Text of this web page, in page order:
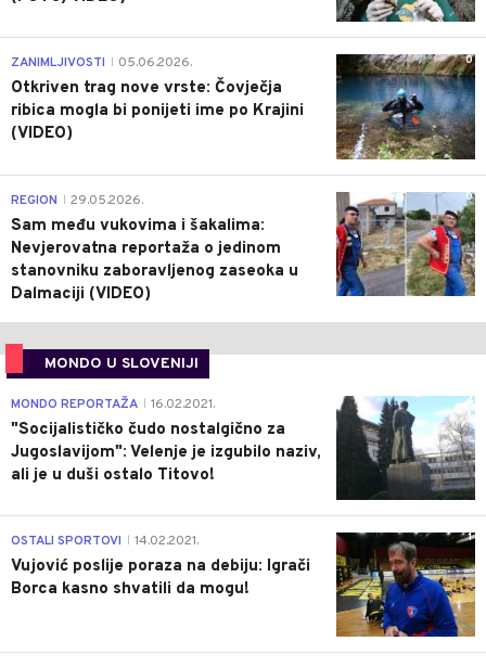
0
ZANIMLJIVOSTI 05.06.2026.
Otkriven trag nove vrste: Čovječja
ribica mogla bi ponijeti ime po Krajini
(VIDEO)
0
REGION 29.05.2026.
Sam među vukovima i šakalima:
Nevjerovatna reportaža o jedinom
stanovniku zaboravljenog zaseoka u
Dalmaciji (VIDEO)
MONDO U SLOVENIJI
4
MONDO REPORTAŽA 16.02.2021.
"Socijalističko čudo nostalgično za
Jugoslavijom": Velenje je izgubilo naziv,
ali je u duši ostalo Titovo!
1
OSTALI SPORTOVI 14.02.2021.
Vujović poslije poraza na debiju: Igrači
Borca kasno shvatili da mogu!